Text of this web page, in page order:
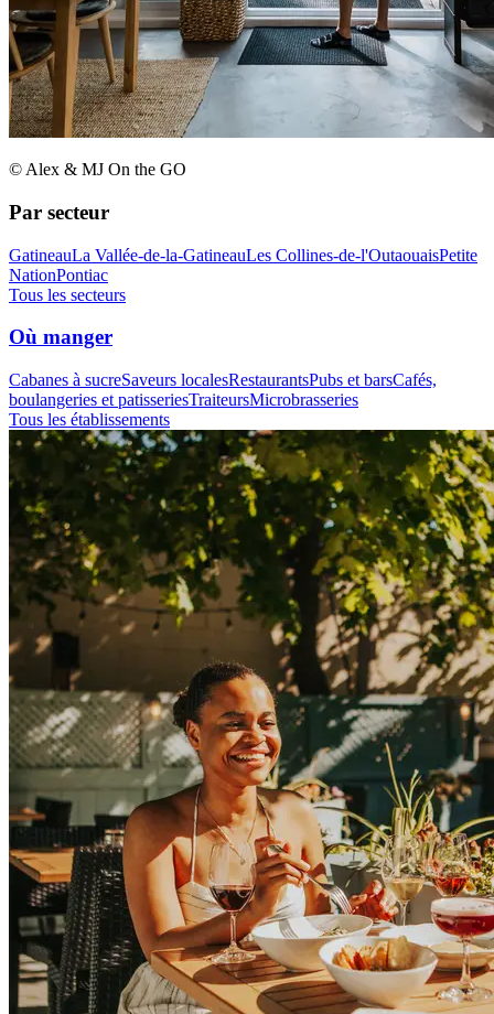
© Alex & MJ On the GO
Par secteur
GatineauLa Vallée-de-la-GatineauLes Collines-de-l'OutaouaisPetite
NationPontiac
Tous les secteurs
Où manger
Cabanes à sucreSaveurs localesRestaurantsPubs et barsCafés,
boulangeries et patisseriesTraiteursMicrobrasseries
Tous les établissements